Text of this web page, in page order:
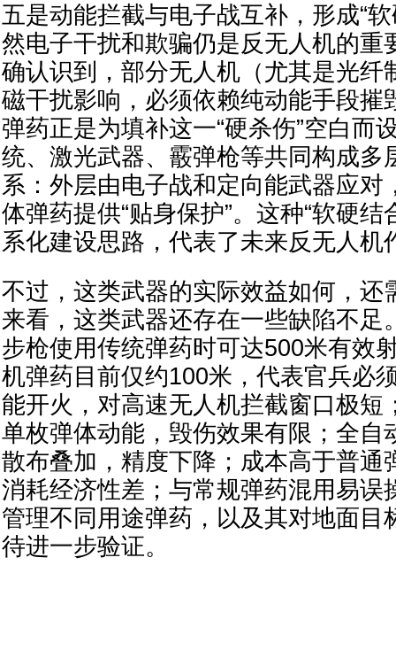
五是动能拦截与电子战互补，形成“
然电子干扰和欺骗仍是反无人机的重
确认识到，部分无人机（尤其是光纤
磁干扰影响，必须依赖纯动能手段摧
弹药正是为填补这一“硬杀伤”空白而
统、激光武器、霰弹枪等共同构成多
系：外层由电子战和定向能武器应对
体弹药提供“贴身保护”。这种“软硬结
系化建设思路，代表了未来反无人机
不过，这类武器的实际效益如何，还
来看，这类武器还存在一些缺陷不足
步枪使用传统弹药时可达500米有效
机弹药目前仅约100米，代表官兵必
能开火，对高速无人机拦截窗口极短
单枚弹体动能，毁伤效果有限；全自
散布叠加，精度下降；成本高于普通
消耗经济性差；与常规弹药混用易误
管理不同用途弹药，以及其对地面目
待进一步验证。